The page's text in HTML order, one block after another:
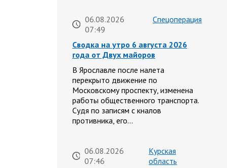
06.08.2026
07:49
Спецоперация
Сводка на утро 6 августа 2026
года от Двух майоров
В Ярославле после налета
перекрыто движение по
Московскому проспекту, изменена
работы общественного транспорта.
Судя по записям с кналов
противника, его…
06.08.2026
07:46
Курская
область